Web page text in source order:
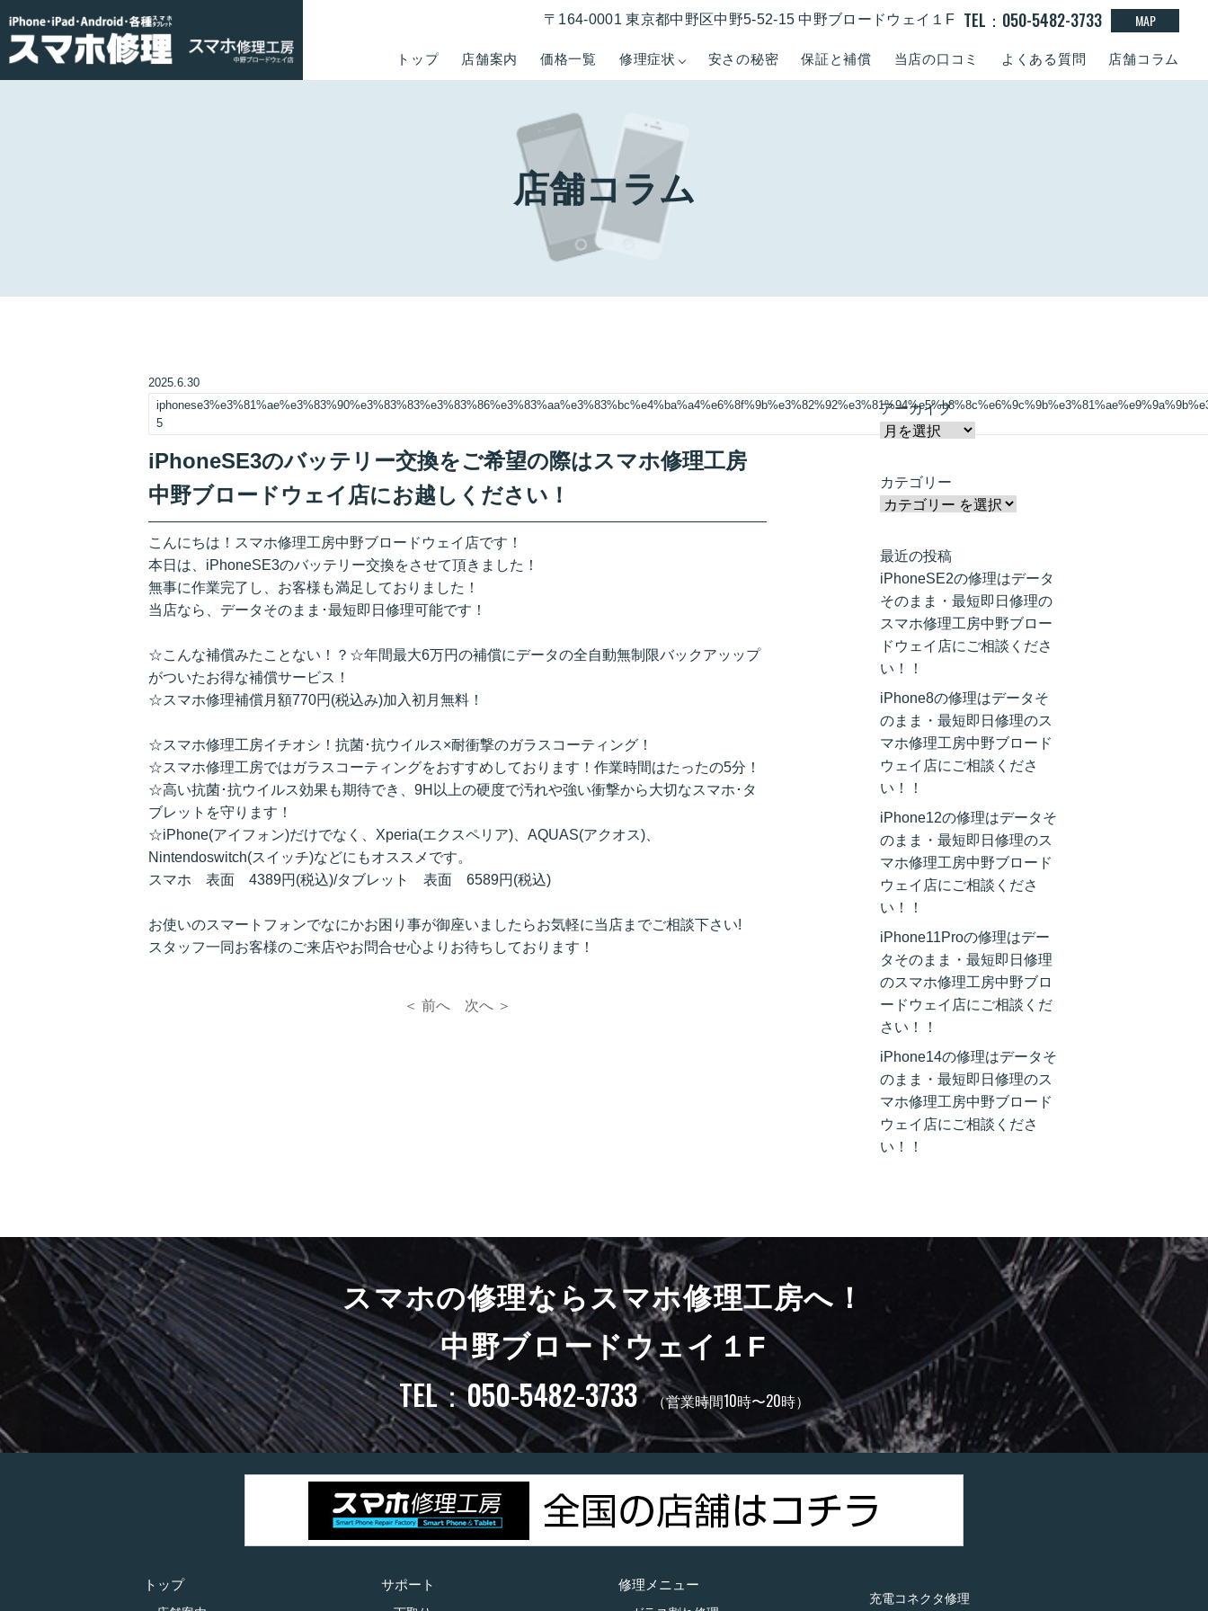
トップ 店舗案内 価格一覧 修理症状 安さの秘密 保証と補償 当店の口コミ よくある質問 店舗コラム
〒164-0001 東京都中野区中野5-52-15 中野ブロードウェイ１F TEL：050-5482-3733 MAP
店舗コラム
2025.6.30
5
iPhoneSE3のバッテリー交換をご希望の際はスマホ修理工房
中野ブロードウェイ店にお越しください！
こんにちは！スマホ修理工房中野ブロードウェイ店です！
本日は、iPhoneSE3のバッテリー交換をさせて頂きました！
無事に作業完了し、お客様も満足しておりました！
当店なら、データそのまま･最短即日修理可能です！
☆こんな補償みたことない！？☆年間最大6万円の補償にデータの全自動無制限バックアッップ
がついたお得な補償サービス！
☆スマホ修理補償月額770円(税込み)加入初月無料！
☆スマホ修理工房イチオシ！抗菌･抗ウイルス×耐衝撃のガラスコーティング！
☆スマホ修理工房ではガラスコーティングをおすすめしております！作業時間はたったの5分！
☆高い抗菌･抗ウイルス効果も期待でき、9H以上の硬度で汚れや強い衝撃から大切なスマホ･タ
ブレットを守ります！
☆iPhone(アイフォン)だけでなく、Xperia(エクスペリア)、AQUAS(アクオス)、
Nintendoswitch(スイッチ)などにもオススメです。
スマホ 表面 4389円(税込)/タブレット 表面 6589円(税込)
お使いのスマートフォンでなにかお困り事が御座いましたらお気軽に当店までご相談下さい!
スタッフ一同お客様のご来店やお問合せ心よりお待ちしております！
＜ 前へ 次へ ＞
アーカイブ
カテゴリー
最近の投稿
iPhoneSE2の修理はデータ
そのまま・最短即日修理の
スマホ修理工房中野ブロー
ドウェイ店にご相談くださ
い！！
iPhone8の修理はデータそ
のまま・最短即日修理のス
マホ修理工房中野ブロード
ウェイ店にご相談くださ
い！！
iPhone12の修理はデータそ
のまま・最短即日修理のス
マホ修理工房中野ブロード
ウェイ店にご相談くださ
い！！
iPhone11Proの修理はデー
タそのまま・最短即日修理
のスマホ修理工房中野ブロ
ードウェイ店にご相談くだ
さい！！
iPhone14の修理はデータそ
のまま・最短即日修理のス
マホ修理工房中野ブロード
ウェイ店にご相談くださ
い！！
スマホの修理ならスマホ修理工房へ！
中野ブロードウェイ１F
TEL：050-5482-3733 （営業時間10時〜20時）
トップ サポート 修理メニュー
充電コネクタ修理